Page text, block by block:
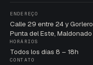
ENDEREÇO
Calle 29 entre 24 y Gorlero
Punta del Este, Maldonado
HORÁRIOS
Todos los días 8 – 18h
CONTATO